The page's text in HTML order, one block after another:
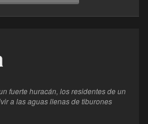
fuerte huracán, los residentes de un
a las aguas llenas de tiburones